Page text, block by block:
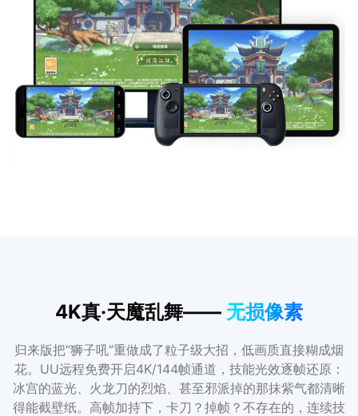
4K真·天魔乱舞—— 无损像素
归来版把“狮子吼”重做成了粒子级大招，低画质直接糊成烟
花。UU远程免费开启4K/144帧通道，技能光效逐帧还原：
冰宫的蓝光、火龙刀的烈焰、甚至邪派掉的那抹紫气都清晰
得能截壁纸。高帧加持下，卡刀？掉帧？不存在的，连续技